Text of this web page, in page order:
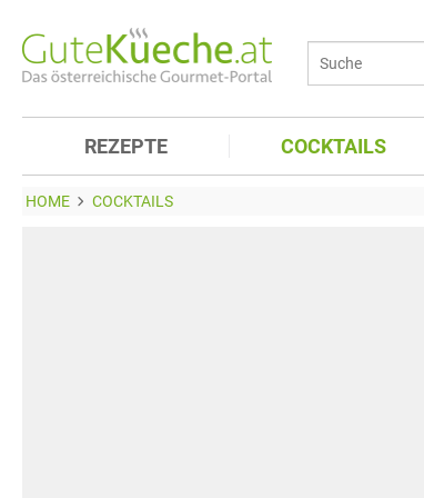
REZEPTE COCKTAILS
HOME COCKTAILS